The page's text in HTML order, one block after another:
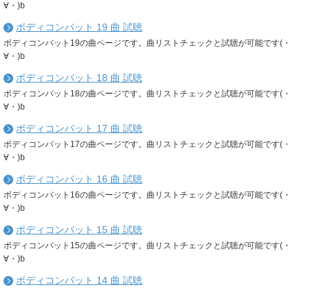
∀・)b
ボディコンバット 19 曲 試聴
ボディコンバット19の曲ページです。曲リストチェックと試聴が可能です(・
∀・)b
ボディコンバット 18 曲 試聴
ボディコンバット18の曲ページです。曲リストチェックと試聴が可能です(・
∀・)b
ボディコンバット 17 曲 試聴
ボディコンバット17の曲ページです。曲リストチェックと試聴が可能です(・
∀・)b
ボディコンバット 16 曲 試聴
ボディコンバット16の曲ページです。曲リストチェックと試聴が可能です(・
∀・)b
ボディコンバット 15 曲 試聴
ボディコンバット15の曲ページです。曲リストチェックと試聴が可能です(・
∀・)b
ボディコンバット 14 曲 試聴